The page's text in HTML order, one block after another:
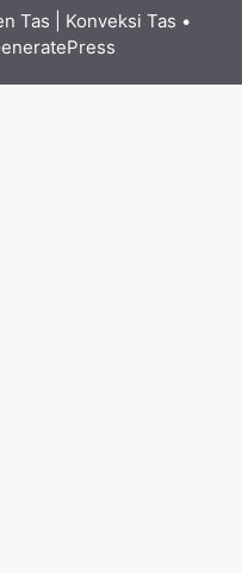
Tas | Konveksi Tas •